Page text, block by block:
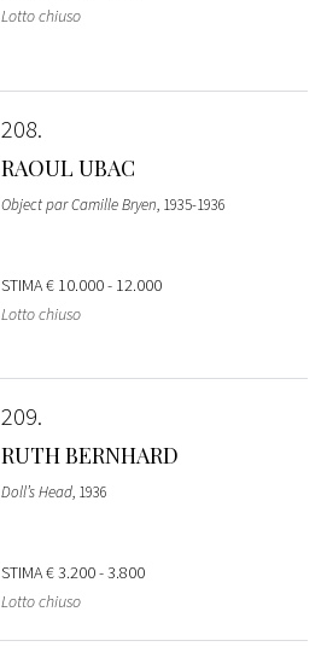
Lotto chiuso
208
RAOUL UBAC
Object par Camille Bryen, 1935-1936
STIMA€ 10.000 - 12.000
Lotto chiuso
209
RUTH BERNHARD
Doll’s Head, 1936
STIMA€ 3.200 - 3.800
Lotto chiuso